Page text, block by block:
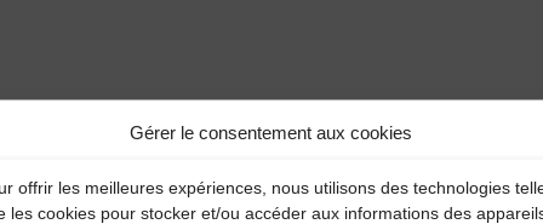
Gérer le consentement aux cookies
offrir les meilleures expériences, nous utilisons des technologies
les cookies pour stocker et/ou accéder aux informations des